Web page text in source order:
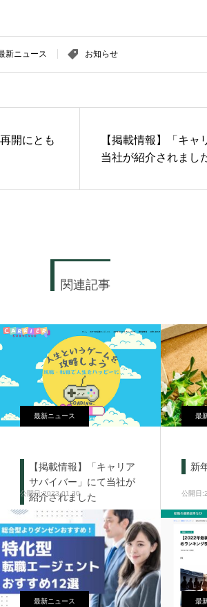
新ニュース お知らせ
開にとも
【掲載情報】「キャ
当社が紹介されまし
関連記事
最新ニュース
【掲載情報】「キャリア
サバイバー」にて当社が
紹介されました
2023.01.30
最
新
最新ニュース 最